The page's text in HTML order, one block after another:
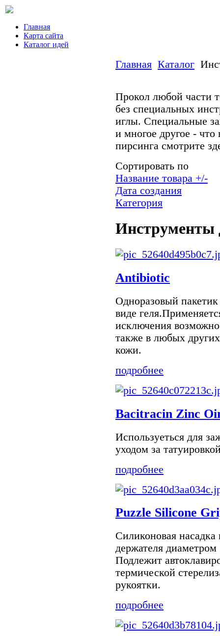
Главная
Карта сайта
Каталог идей
Главная Каталог
Прокол любой части
без специальных
иглы. Специальные
и многое другое -
пирсинга смотрите
Сортировать по
Название товара +/-
Дата создания
Категория
Инструменты
Antibiotic
Одноразовый
виде
исключения
также в любых
кожи.
подробнее
Bacitracin Zinc
Используеться для
уходом за
подробнее
Puzzle Silicone
Силиконовая
держателя
Подлежит
термической
рукоятки.
подробнее